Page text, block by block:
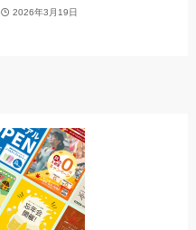
2026年3月19日